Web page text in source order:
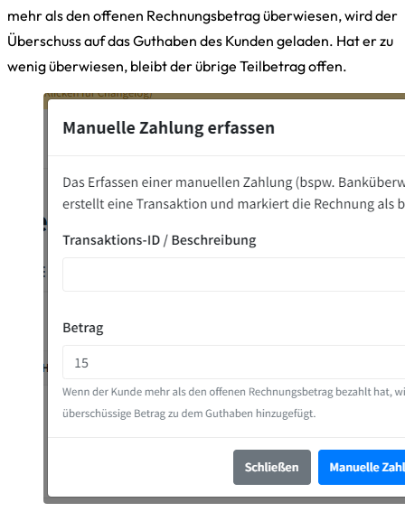
mehr als den offenen Rechnungsbetrag überwiesen, wird der
Überschuss auf das Guthaben des Kunden geladen. Hat er zu
wenig überwiesen, bleibt der übrige Teilbetrag offen.